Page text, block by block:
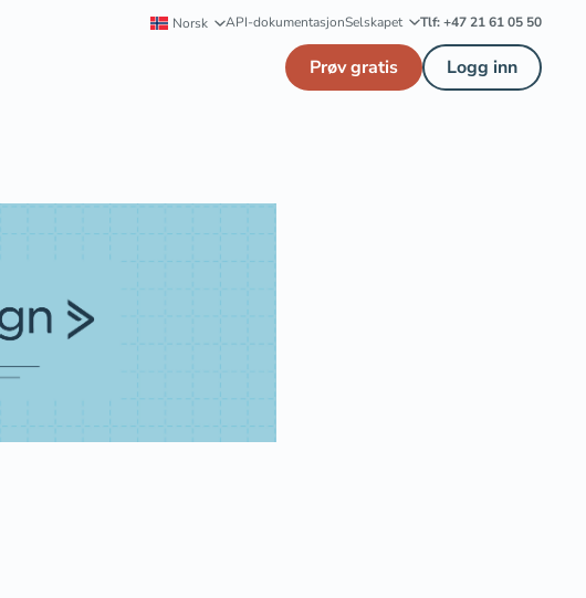
Norsk API-dokumentasjonSelskapet Tlf: +47 21 61 05 50
Prøv gratis Logg inn